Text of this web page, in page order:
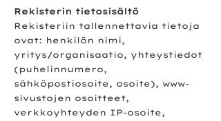
Rekisterin tietosisältö
Rekisteriin tallennettavia tietoja
ovat: henkilön nimi,
yritys/organisaatio, yhteystiedot
(puhelinnumero,
sähköpostiosoite, osoite), www-
sivustojen osoitteet,
verkkoyhteyden IP-osoite,